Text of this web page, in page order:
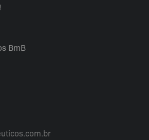
BmB